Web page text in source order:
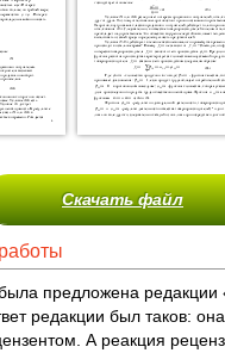
Скачать файл
предложена
редакции был таков:
А реакция